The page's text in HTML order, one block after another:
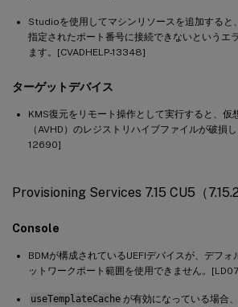
Studioを使用してマシンリソースを追加する
指定されたポート番号に接続できないというエ
ます。[CVADHELP-13348]
ターゲットデバイス
KMS復元をリモート操作として実行すると、仮
（AVHD）のレジストリハイブファイルが破損
12690]
Provisioning Services 7.15 CU5（
Console
BDMが構成されているUEFIデバイスが、デフォ
ットワークポート範囲を使用できません。
useTemplateCache が有効になっている場